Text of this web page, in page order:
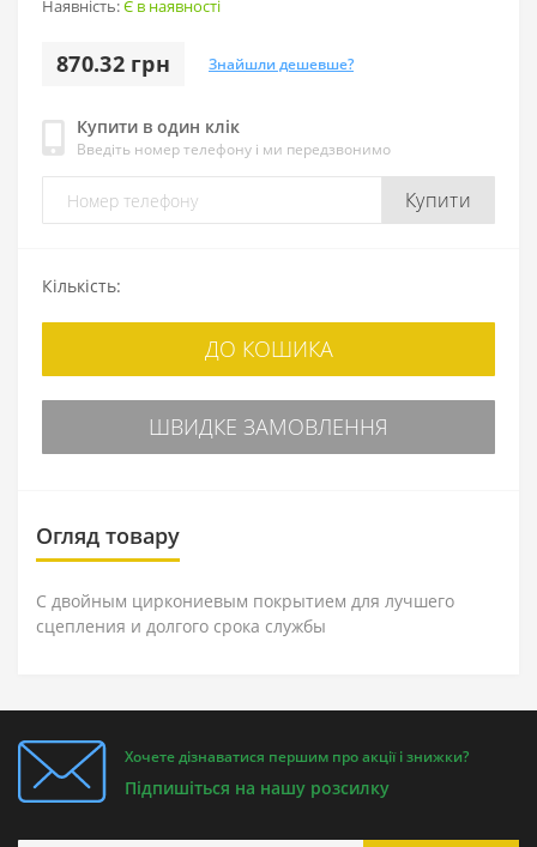
Наявність:Є в наявності
870.32 грн Знайшли дешевше?
Купити в один клік
Введіть номер телефону і ми передзвонимо
Купити
Кількість:
ДО КОШИКА
ШВИДКЕ ЗАМОВЛЕННЯ
Огляд товару
С двойным циркониевым покрытием для лучшего
сцепления и долгого срока службы
Хочете дізнаватися першим про акції і знижки?
Підпишіться на нашу розсилку